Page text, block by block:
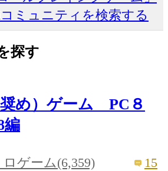
ミュニティを検索する
探す
め）ゲーム PC８
編
ロゲーム(6,359) 15